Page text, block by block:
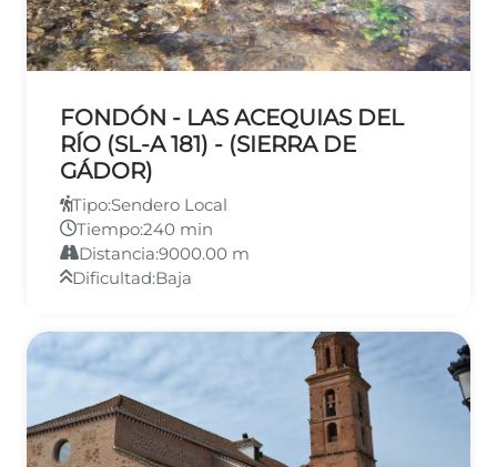
FONDÓN - LAS ACEQUIAS DEL
RÍO (SL-A 181) - (SIERRA DE
GÁDOR)
Tipo:Sendero Local
Tiempo:240 min
Distancia:9000.00 m
Dificultad:Baja